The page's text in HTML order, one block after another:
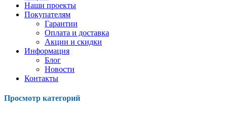
Наши проекты
Покупателям
Гарантии
Оплата и доставка
Акции и скидки
Информация
Блог
Новости
Контакты
Просмотр категорий